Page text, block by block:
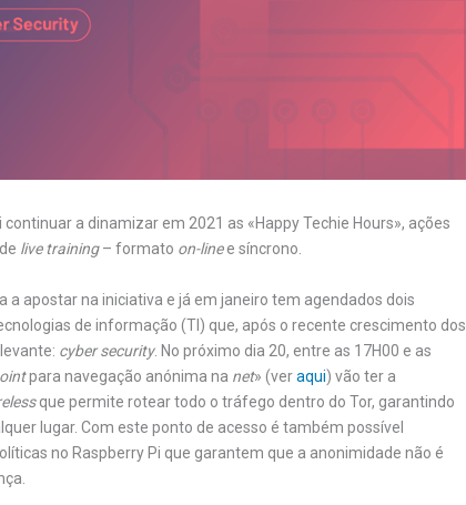
continuar a dinamizar em 2021 as «Happy Techie Hours», ações
live training– formato on-linee síncrono.
a apostar na iniciativa e já em janeiro tem agendados dois
de informação (TI) que, após o recente crescimento dos
cyber security. No próximo dia 20, entre as 17H00 e as
para navegação anónima na net» (veraqui) vão ter a
que permite rotear todo o tráfego dentro do Tor, garantindo
lugar. Com este ponto de acesso é também possível
no Raspberry Pi que garantem que a anonimidade não é